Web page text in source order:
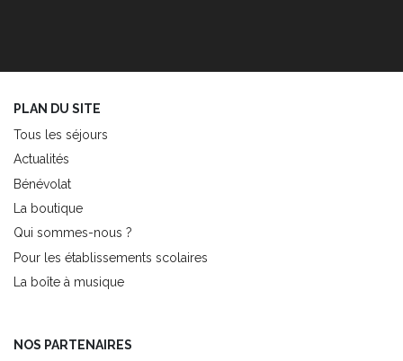
PLAN DU SITE
Tous les séjours
Actualités
Bénévolat
La boutique
Qui sommes-nous ?
Pour les établissements scolaires
La boîte à musique
NOS PARTENAIRES